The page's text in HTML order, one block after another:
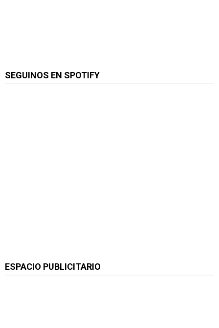
SEGUINOS EN SPOTIFY
ESPACIO PUBLICITARIO